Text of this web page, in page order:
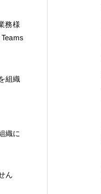
務様
組織
織に
ん